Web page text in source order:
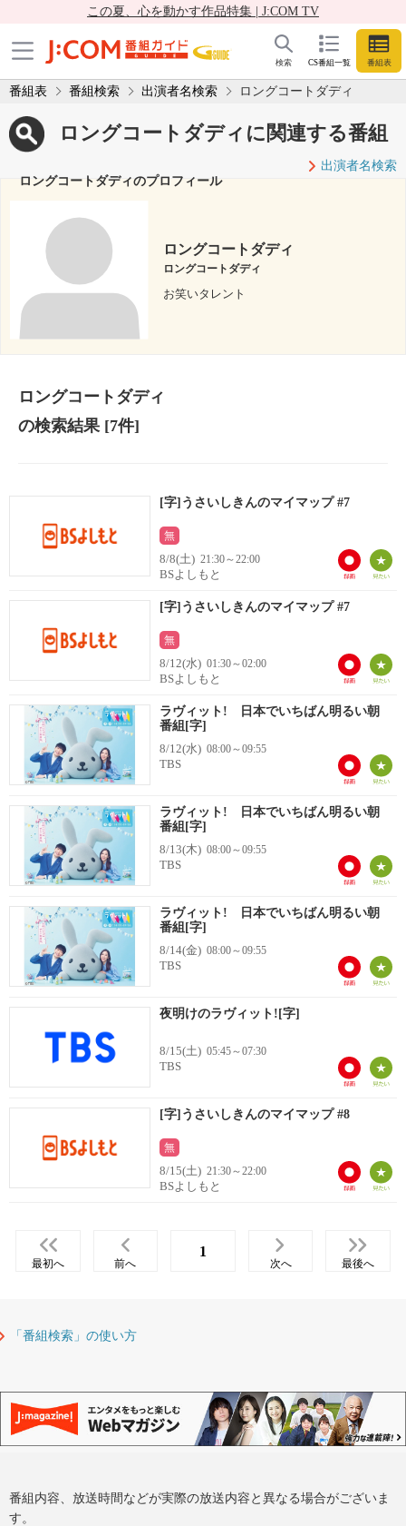
この夏、心を動かす作品特集 | J:COM TV
CS番組一覧 番組表
検索
番組表 番組検索 出演者名検索 ロングコートダディ
ロングコートダディに関連する番組
出演者名検索
ロングコートダディのプロフィール
ロングコートダディ
ロングコートダディ
お笑いタレント
ロングコートダディ
の検索結果[7件]
[字]うさいしきんのマイマップ #7
無
8/8(土) 21:30～22:00
BSよしもと
[字]うさいしきんのマイマップ #7
無
8/12(水) 01:30～02:00
BSよしもと
ラヴィット! 日本でいちばん明るい朝
番組[字]
8/12(水) 08:00～09:55
TBS
ラヴィット! 日本でいちばん明るい朝
番組[字]
8/13(木) 08:00～09:55
TBS
ラヴィット! 日本でいちばん明るい朝
番組[字]
8/14(金) 08:00～09:55
TBS
夜明けのラヴィット![字]
8/15(土) 05:45～07:30
TBS
[字]うさいしきんのマイマップ #8
無
8/15(土) 21:30～22:00
BSよしもと
最初へ 前へ
1
次へ 最後へ
「番組検索」の使い方
番組内容、放送時間などが実際の放送内容と異なる場合がございま
す。